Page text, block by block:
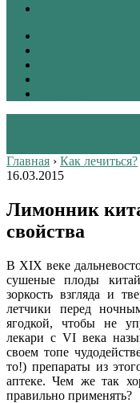
Главная › Как лечиться?
16.03.2015
Лимонник
свойства
В XIX веке
сушеные плоды
зоркость взгляда и
летчики перед
ягодкой, чтобы не
лекари с VI века
своем топе
то!) препараты из
аптеке. Чем же так
правильно применять?